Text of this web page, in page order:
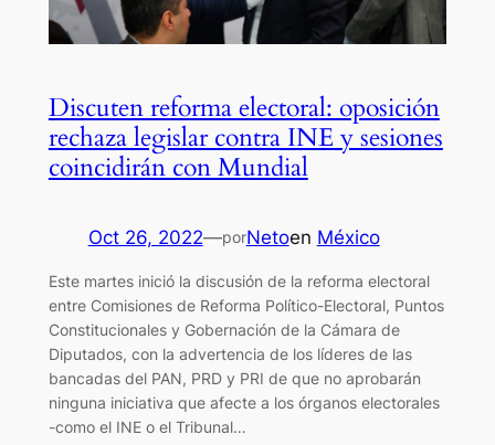
Discuten reforma electoral: oposición
rechaza legislar contra INE y sesiones
coincidirán con Mundial
Oct 26, 2022—porNetoen México
Este martes inició la discusión de la reforma electoral
entre Comisiones de Reforma Político-Electoral, Puntos
Constitucionales y Gobernación de la Cámara de
Diputados, con la advertencia de los líderes de las
bancadas del PAN, PRD y PRI de que no aprobarán
ninguna iniciativa que afecte a los órganos electorales
-como el INE o el Tribunal…